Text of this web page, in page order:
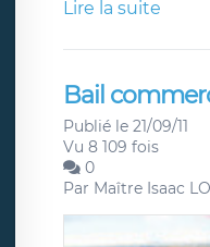
Lire la suite
Bail
Publié le 21/09/11
Vu 8 109 fois
0
Par Maître Isaac